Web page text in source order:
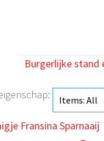
Burgerlijke stand
Fransina Sparnaaij